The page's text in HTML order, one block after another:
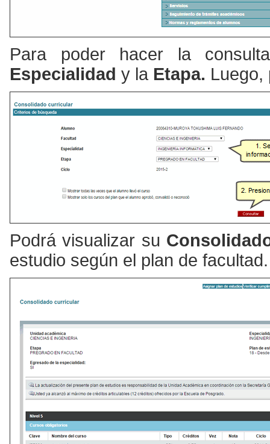
Para poder hacer la
Especialidad y la Etapa.
Podrá visualizar su
estudio según el plan de facultad.